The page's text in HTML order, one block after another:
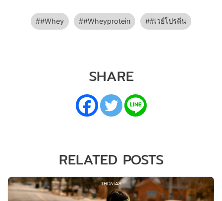
#Whey #Wheyprotein #เวย์โปรตีน
SHARE
RELATED POSTS